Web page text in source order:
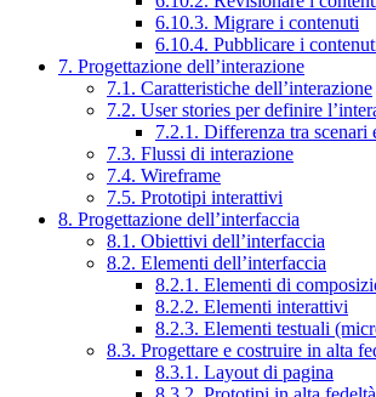
6.10.3. Migrare i contenuti
6.10.4. Pubblicare i
7. Progettazione dell’interazione
7.1. Caratteristiche dell’interazione
7.2. User stories per definire
7.2.1. Differenza tra scenari
7.3. Flussi di interazione
7.4. Wireframe
7.5. Prototipi interattivi
8. Progettazione dell’interfaccia
8.1. Obiettivi dell’interfaccia
8.2. Elementi dell’interfaccia
8.2.1. Elementi di
8.2.2. Elementi interattivi
8.2.3. Elementi testuali
8.3. Progettare e costruire in alta
8.3.1. Layout di pagina